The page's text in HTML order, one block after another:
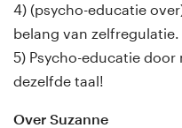
4) (psycho-educatie
belang van zelfregulatie.
5) Psycho-educatie door
dezelfde taal!
Over Suzanne